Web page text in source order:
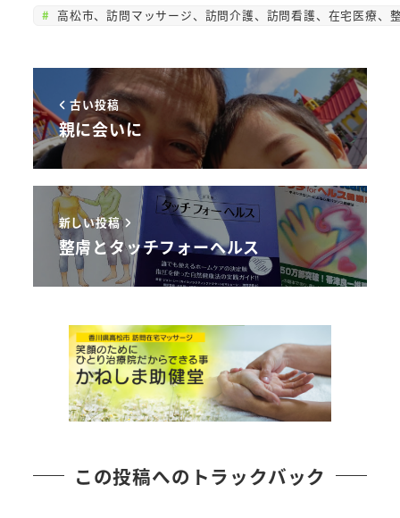
高松市、訪問マッサージ、訪問介護、訪問看護、在宅医療
古い投稿
親に会いに
新しい投稿
整膚とタッチフォーヘルス
この投稿へのトラックバック